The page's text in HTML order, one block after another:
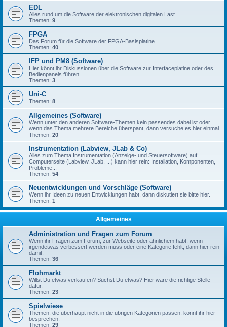
EDL
Alles rund um die Software der elektronischen digitalen Last
Themen: 9
FPGA
Das Forum für die Software der FPGA-Basisplatine
Themen: 40
IFP und PM8 (Software)
Hier könnt ihr Diskussionen über die Software zur Interfaceplatine oder des
Bedienpanels führen.
Themen: 3
Uni-C
Themen: 8
Allgemeines (Software)
Wenn unter den anderen Software-Themen kein passendes dabei ist oder
wenn das Thema mehrere Bereiche überspant, dann versuche es hier einmal.
Themen: 20
Instrumentation (Labview, JLab & Co)
Alles zum Thema Instrumentation (Anzeige- und Steuersoftware) auf
Computerseite (Labview, JLab, ...) kann hier rein: Installation, Komponenten,
Probleme...
Themen: 54
Neuentwicklungen und Vorschläge (Software)
Wenn ihr Ideen zu neuen Entwicklungen habt, dann diskutiert sie bitte hier.
Themen: 1
Allgemeines
Administration und Fragen zum Forum
Wenn ihr Fragen zum Forum, zur Webseite oder ähnlichem habt, wenn
irgendetwas verbessert werden muss oder eine Kategorie fehlt, dann hier rein
damit.
Themen: 36
Flohmarkt
Willst Du etwas verkaufen? Suchst Du etwas? Hier wäre die richtige Stelle
dafür.
Themen: 23
Spielwiese
Themen, die überhaupt nicht in die übrigen Kategorien passen, könnt ihr hier
besprechen.
Themen: 29